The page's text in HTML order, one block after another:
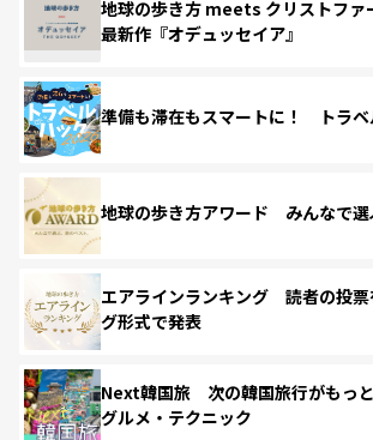
地球の歩き方 meets クリストファ
最新作『オデュッセイア』
準備も滞在もスマートに！ トラベ
地球の歩き方アワード みんなで選
エアラインランキング 読者の投票
グ形式で発表
Next韓国旅 次の韓国旅行がもっと
グルメ・テクニック